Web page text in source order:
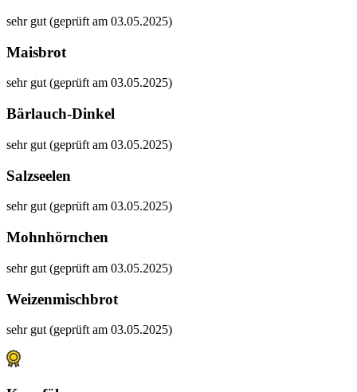
sehr gut (geprüft am 03.05.2025)
Maisbrot
sehr gut (geprüft am 03.05.2025)
Bärlauch-Dinkel
sehr gut (geprüft am 03.05.2025)
Salzseelen
sehr gut (geprüft am 03.05.2025)
Mohnhörnchen
sehr gut (geprüft am 03.05.2025)
Weizenmischbrot
sehr gut (geprüft am 03.05.2025)